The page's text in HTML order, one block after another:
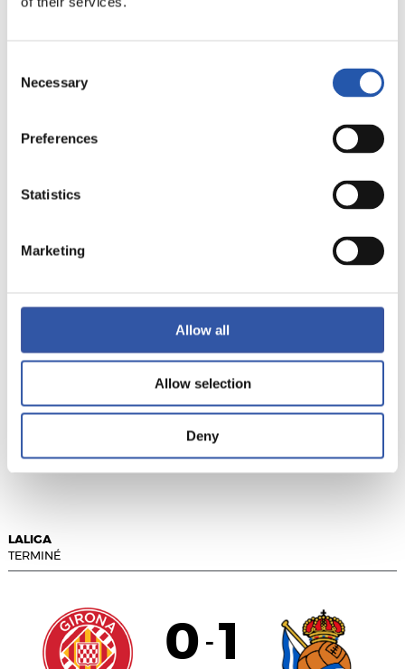
Selection
Necessary
Preferences
Statistics
Marketing
Allow all
Allow selection
Deny
LALIGA
U.D. LAS PALMAS
1-1
LALIGA
TERMINÉ
0 - 1